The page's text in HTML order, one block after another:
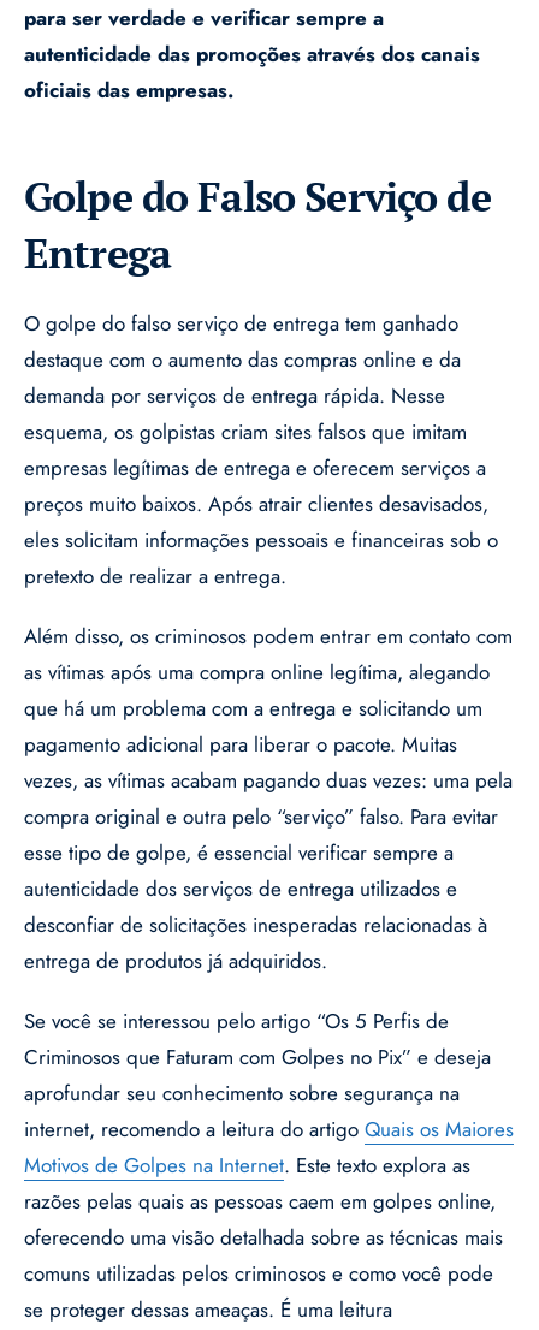
para ser verdade e verificar sempre a
autenticidade das promoções através dos canais
oficiais das empresas.
Golpe do Falso Serviço de
Entrega
O golpe do falso serviço de entrega tem ganhado
destaque com o aumento das compras online e da
demanda por serviços de entrega rápida. Nesse
esquema, os golpistas criam sites falsos que imitam
empresas legítimas de entrega e oferecem serviços a
preços muito baixos. Após atrair clientes desavisados,
eles solicitam informações pessoais e financeiras sob o
pretexto de realizar a entrega.
Além disso, os criminosos podem entrar em contato com
as vítimas após uma compra online legítima, alegando
que há um problema com a entrega e solicitando um
pagamento adicional para liberar o pacote. Muitas
vezes, as vítimas acabam pagando duas vezes: uma pela
compra original e outra pelo “serviço” falso. Para evitar
esse tipo de golpe, é essencial verificar sempre a
autenticidade dos serviços de entrega utilizados e
desconfiar de solicitações inesperadas relacionadas à
entrega de produtos já adquiridos.
Se você se interessou pelo artigo “Os 5 Perfis de
Criminosos que Faturam com Golpes no Pix” e deseja
aprofundar seu conhecimento sobre segurança na
internet, recomendo a leitura do artigo Quais os Maiores
Motivos de Golpes na Internet. Este texto explora as
razões pelas quais as pessoas caem em golpes online,
oferecendo uma visão detalhada sobre as técnicas mais
comuns utilizadas pelos criminosos e como você pode
se proteger dessas ameaças. É uma leitura